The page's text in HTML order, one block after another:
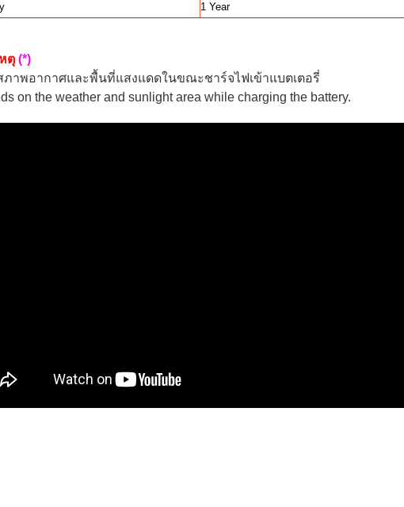
1 Year
ตุ (*)
าพอากาศและพื้นที่แสงแดดในขณะชาร์จไฟเข้าแบตเตอรี่
on the weather and sunlight area while charging the battery.